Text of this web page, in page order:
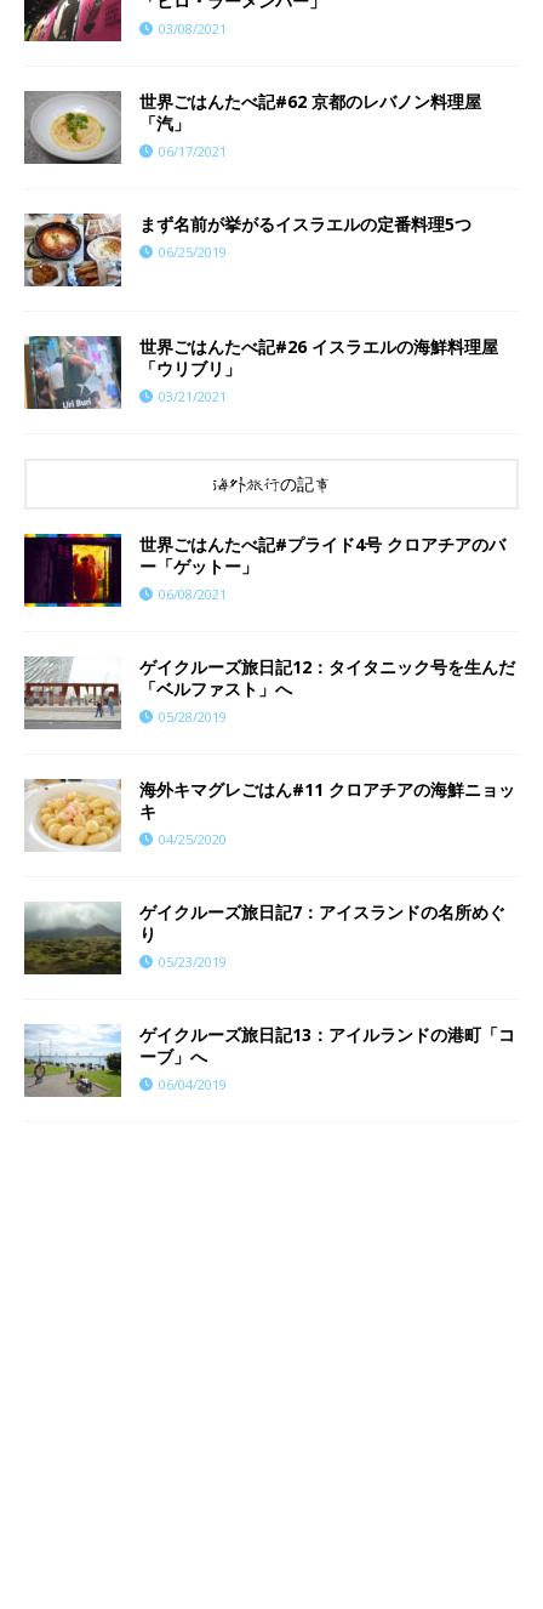
03/08/2021
世界ごはんたべ記#62 京都のレバノン料理屋
「汽」
06/17/2021
まず名前が挙がるイスラエルの定番料理5つ
06/25/2019
世界ごはんたべ記#26 イスラエルの海鮮料理屋
「ウリブリ」
03/21/2021
海外旅行の記事
世界ごはんたべ記#プライド4号 クロアチアのバ
ー「ゲットー」
06/08/2021
ゲイクルーズ旅日記12：タイタニック号を生んだ
「ベルファスト」へ
05/28/2019
海外キマグレごはん#11 クロアチアの海鮮ニョッ
キ
04/25/2020
ゲイクルーズ旅日記7：アイスランドの名所めぐ
り
05/23/2019
ゲイクルーズ旅日記13：アイルランドの港町「コ
ーブ」へ
06/04/2019